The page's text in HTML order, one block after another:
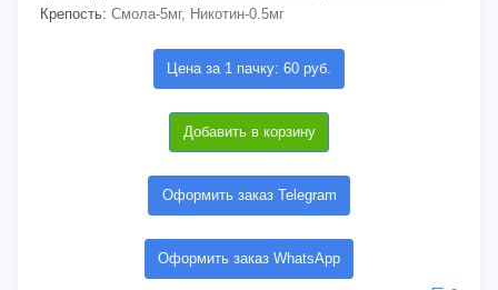
Крепость: Смола-5мг, Никотин-0.5мг
Цена за 1 пачку: 60 руб.
Добавить в корзину
Оформить заказ Telegram
Оформить заказ WhatsApp